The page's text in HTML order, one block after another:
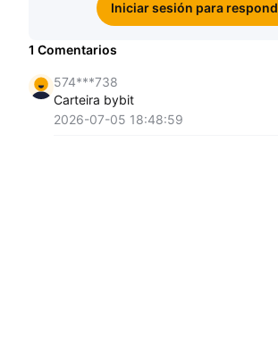
Iniciar sesión para
1 Comentarios
574***738
Carteira bybit
2026-07-05 18:48:59